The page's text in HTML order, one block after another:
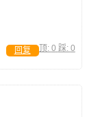
顶: 0 踩: 0
回复